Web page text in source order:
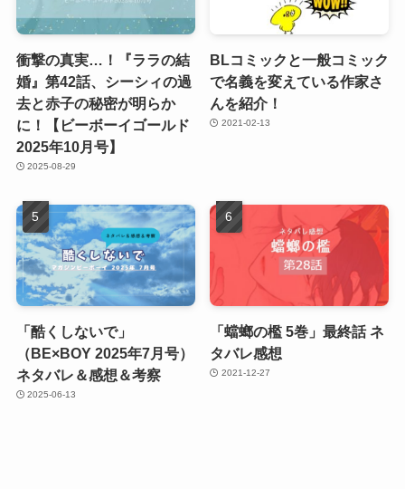
衝撃の真実…！『ララの結
婚』第42話、シーシィの過
去と赤子の秘密が明らか
に！【ビーボーイゴールド
2025年10月号】
2025-08-29
BLコミックと一般コミック
で名義を変えている作家さ
んを紹介！
2021-02-13
「酷くしないで」
（BE×BOY 2025年7月号）
ネタバレ＆感想＆考察
2025-06-13
「蟷螂の檻 5巻」最終話 ネ
タバレ感想
2021-12-27